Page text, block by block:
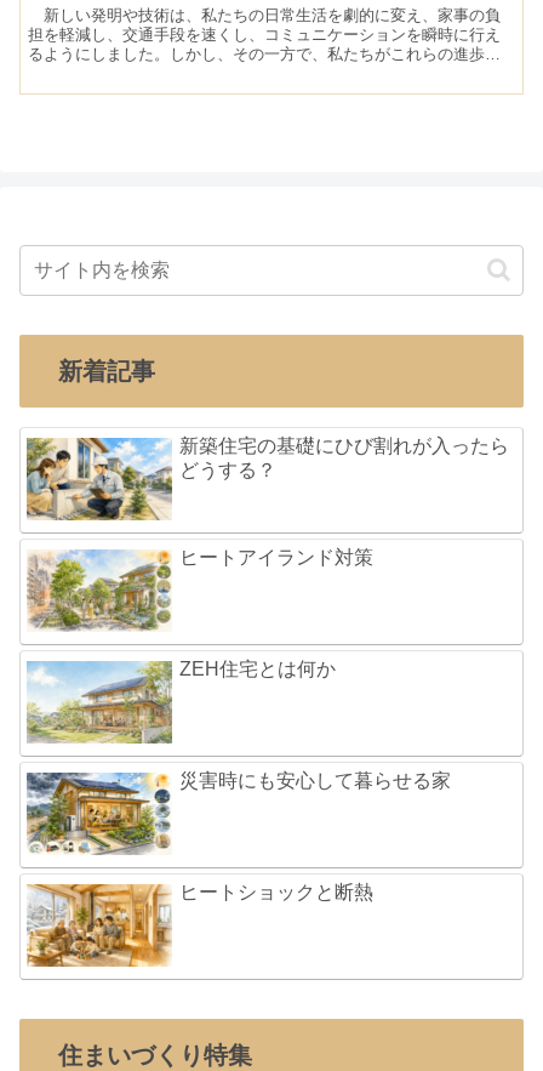
新しい発明や技術は、私たちの日常生活を劇的に変え、家事の負
担を軽減し、交通手段を速くし、コミュニケーションを瞬時に行え
るようにしました。しかし、その一方で、私たちがこれらの進歩を
に現れています。
新着記事
新築住宅の基礎にひび割れが入ったら
どうする？
ヒートアイランド対策
ZEH住宅とは何か
災害時にも安心して暮らせる家
ヒートショックと断熱
住まいづくり特集